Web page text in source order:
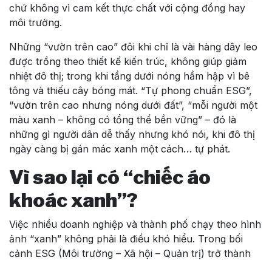
chứ không vì cam kết thực chất với cộng đồng hay
môi trường.
Những “vườn trên cao” đôi khi chỉ là vài hàng dây leo
được trồng theo thiết kế kiến trúc, không giúp giảm
nhiệt đô thị; trong khi tầng dưới nóng hầm hập vì bê
tông và thiếu cây bóng mát. “Tự phong chuẩn ESG”,
“vườn trên cao nhưng nóng dưới đất”, “mỗi người một
màu xanh – không có tổng thể bền vững” – đó là
những gì người dân dễ thấy nhưng khó nói, khi đô thị
ngày càng bị gán mác xanh một cách… tự phát.
Vì sao lại có “chiếc áo
khoác xanh”?
Việc nhiều doanh nghiệp và thành phố chạy theo hình
ảnh “xanh” không phải là điều khó hiểu. Trong bối
cảnh ESG (Môi trường – Xã hội – Quản trị) trở thành